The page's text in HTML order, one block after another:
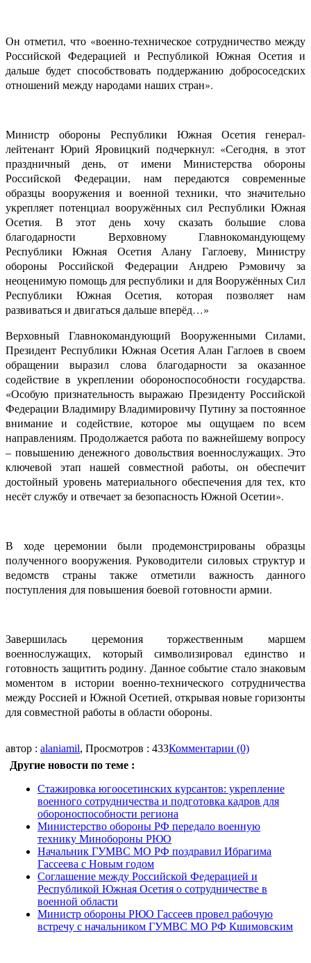
Он отметил, что «военно-техническое сотрудничество между
Российской Федерацией и Республикой Южная Осетия и
дальше будет способствовать поддержанию добрососедских
отношений между народами наших стран».
Министр обороны Республики Южная Осетия генерал-
лейтенант Юрий Яровицкий подчеркнул: «Сегодня, в этот
праздничный день, от имени Министерства обороны
Российской Федерации, нам передаются современные
образцы вооружения и военной техники, что значительно
укрепляет потенциал вооружённых сил Республики Южная
Осетия. В этот день хочу сказать большие слова
благодарности Верховному Главнокомандующему
Республики Южная Осетия Алану Гаглоеву, Министру
обороны Российской Федерации Андрею Рэмовичу за
неоценимую помощь для республики и для Вооружённых Сил
Республики Южная Осетия, которая позволяет нам
развиваться и двигаться дальше вперёд…»
Верховный Главнокомандующий Вооруженными Силами,
Президент Республики Южная Осетия Алан Гаглоев в своем
обращении выразил слова благодарности за оказанное
содействие в укреплении обороноспособности государства.
«Особую признательность выражаю Президенту Российской
Федерации Владимиру Владимировичу Путину за постоянное
внимание и содействие, которое мы ощущаем по всем
направлениям. Продолжается работа по важнейшему вопросу
– повышению денежного довольствия военнослужащих. Это
ключевой этап нашей совместной работы, он обеспечит
достойный уровень материального обеспечения для тех, кто
несёт службу и отвечает за безопасность Южной Осетии».
В ходе церемонии были продемонстрированы образцы
полученного вооружения. Руководители силовых структур и
ведомств страны также отметили важность данного
поступления для повышения боевой готовности армии.
Завершилась церемония торжественным маршем
военнослужащих, который символизировал единство и
готовность защитить родину. Данное событие стало знаковым
моментом в истории военно-технического сотрудничества
между Россией и Южной Осетией, открывая новые горизонты
для совместной работы в области обороны.
автор : alaniamil, Просмотров : 433Комментарии (0)
Другие новости по теме :
Стажировка югоосетинских курсантов: укрепление
военного сотрудничества и подготовка кадров для
обороноспособности региона
Министерство обороны РФ передало военную
технику Минобороны РЮО
Начальник ГУМВС МО РФ поздравил Ибрагима
Гассеева с Новым годом
Соглашение между Российской Федерацией и
Республикой Южная Осетия о сотрудничестве в
военной области
Министр обороны РЮО Гассеев провел рабочую
встречу с начальником ГУМВС МО РФ Кшимовским